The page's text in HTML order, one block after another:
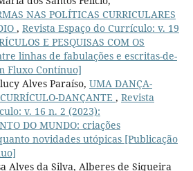
NAS POLÍTICAS CURRICULARES
, Revista Espaço do Currículo: v. 19
E PESQUISAS COM OS
linhas de fabulações e escritas-de-
Fluxo Contínuo]
Alves Paraíso, UMA DANÇA-
DANÇANTE , Revista
v. 16 n. 2 (2023):
DO MUNDO: criações
novidades utópicas [Publicação
Alves da Silva, Alberes de Siqueira